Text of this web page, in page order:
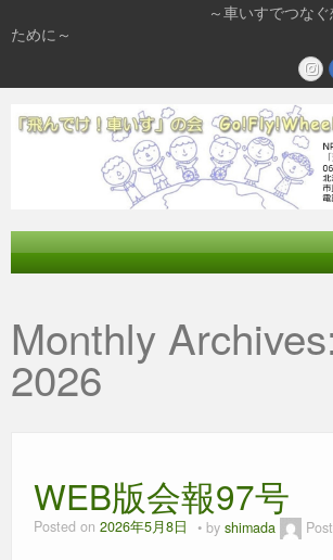
～車いすでつなぐ想い・
ために～
参加する
私たちの活動
Monthly
2026
WEB版会報97号
Posted on 2026年5月8日 by shimada